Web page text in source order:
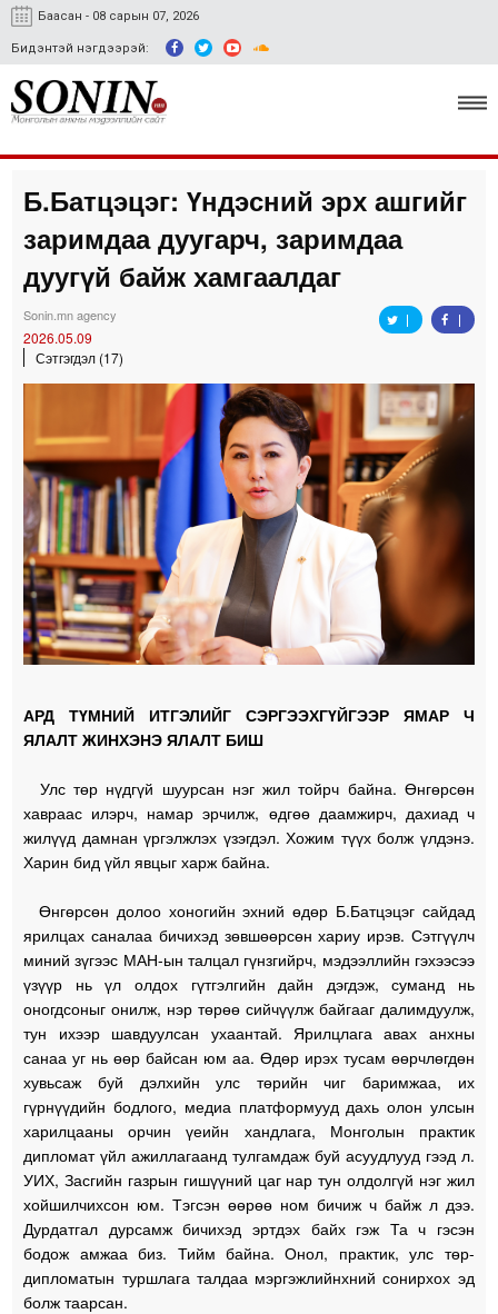
Баасан - 08 сарын 07, 2026
Бидэнтэй нэгдээрэй:
Улс төр, эдийн засаг
Гэмт хэрэг
Easy news
Б.Батцэцэг: Үндэсний эрх ашгийг
заримдаа дуугарч, заримдаа
дуугүй байж хамгаалдаг
Sonin.mn agency
2026.05.09
Сэтгэгдэл (17)
АРД ТҮМНИЙ ИТГЭЛИЙГ СЭРГЭЭХГҮЙГЭЭР ЯМАР Ч
ЯЛАЛТ ЖИНХЭНЭ ЯЛАЛТ БИШ
Улс төр нүдгүй шуурсан нэг жил тойрч байна. Өнгөрсөн
хавраас илэрч, намар эрчилж, өдгөө даамжирч, дахиад ч
жилүүд дамнан үргэлжлэх үзэгдэл. Хожим түүх болж үлдэнэ.
Харин бид үйл явцыг харж байна.
Өнгөрсөн долоо хоногийн эхний өдөр Б.Батцэцэг сайдад
ярилцах саналаа бичихэд зөвшөөрсөн хариу ирэв. Сэтгүүлч
миний зүгээс МАН-ын талцал гүнзгийрч, мэдээллийн гэхээсээ
үзүүр нь үл олдох гүтгэлгийн дайн дэгдэж, суманд нь
оногдсоныг онилж, нэр төрөө сийчүүлж байгааг далимдуулж,
тун ихээр шавдуулсан ухаантай. Ярилцлага авах анхны
санаа уг нь өөр байсан юм аа. Өдөр ирэх тусам өөрчлөгдөн
хувьсаж буй дэлхийн улс төрийн чиг баримжаа, их
гүрнүүдийн бодлого, медиа платформууд дахь олон улсын
харилцааны орчин үеийн хандлага, Монголын практик
дипломат үйл ажиллагаанд тулгамдаж буй асуудлууд гээд л.
УИХ, Засгийн газрын гишүүний цаг нар тун олдолгүй нэг жил
хойшилчихсон юм. Тэгсэн өөрөө ном бичиж ч байж л дээ.
Дурдатгал дурсамж бичихэд эртдэх байх гэж Та ч гэсэн
бодож амжаа биз. Тийм байна. Онол, практик, улс төр-
дипломатын туршлага талдаа мэргэжлийнхний сонирхох эд
болж таарсан.